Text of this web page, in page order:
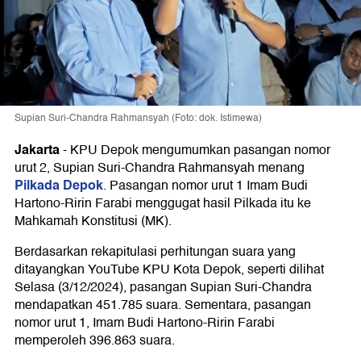
Supian Suri-Chandra Rahmansyah (Foto: dok. Istimewa)
Jakarta-KPU Depok mengumumkan pasangan nomor
urut 2, Supian Suri-Chandra Rahmansyah menang
Pilkada Depok. Pasangan nomor urut 1 Imam Budi
Hartono-Ririn Farabi menggugat hasil Pilkada itu ke
Mahkamah Konstitusi (MK).
Berdasarkan rekapitulasi perhitungan suara yang
ditayangkan YouTube KPU Kota Depok, seperti dilihat
Selasa (3/12/2024), pasangan Supian Suri-Chandra
mendapatkan 451.785 suara. Sementara, pasangan
nomor urut 1, Imam Budi Hartono-Ririn Farabi
memperoleh 396.863 suara.